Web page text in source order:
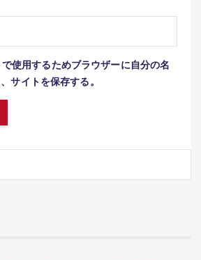
使用するためブラウザーに自分の名
サイトを保存する。